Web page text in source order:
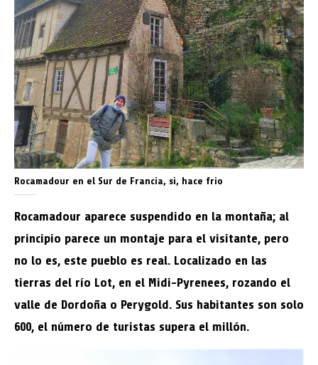
Rocamadour en el Sur de Francia, si, hace frio
Rocamadour aparece suspendido en la montaña; al
principio parece un montaje para el visitante, pero
no lo es, este pueblo es real. Localizado en las
tierras del río Lot, en el Midi-Pyrenees, rozando el
valle de Dordoña o Perygold. Sus habitantes son solo
600, el número de turistas supera el millón.